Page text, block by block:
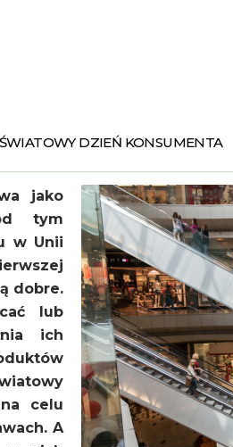
ŚWIATOWY DZIEŃ KONSUMENTA
jako
tym
w Unii
dobre.
lub
ich
celu
A